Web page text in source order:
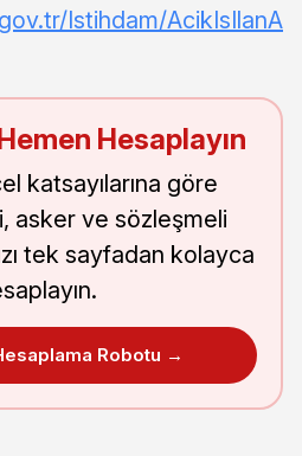
Istihdam/AcikIsIlanA
Hemen Hesaplayın
katsayılarına göre
asker ve sözleşmeli
tek sayfadan kolayca
Robotu →